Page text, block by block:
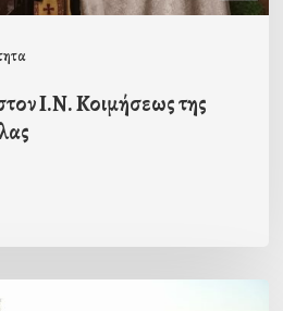
Ι.Ν. Κοιμήσεως της